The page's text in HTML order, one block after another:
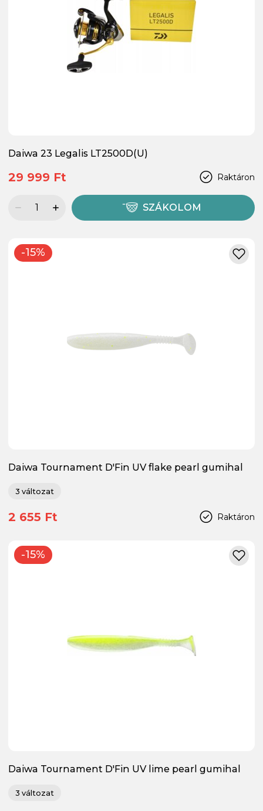
Daiwa 23 Legalis LT2500D(U)
Raktáron
29 999 Ft
SZÁKOLOM
-15%
Daiwa Tournament D'Fin UV flake pearl gumihal
3 változat
Raktáron
2 655 Ft
-15%
Daiwa Tournament D'Fin UV lime pearl gumihal
3 változat